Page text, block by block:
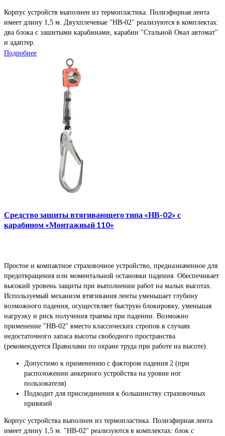
Корпус устройств выполнен из термопластика. Полиэфирная лента
имеет длину 1,5 м. Двухплечевые "НВ-02" реализуются в комплектах:
два блока с зашитыми карабинами, карабин "Стальной Овал автомат"
и адаптер.
Подробнее
Средство защиты втягивающего типа «НВ-02» с
карабином «Монтажный 110»
Простое и компактное страховочное устройство, предназначенное для
предотвращения или моментальной остановки падения. Обеспечивает
высокий уровень защиты при выполнении работ на малых высотах.
Используемый механизм втягивания ленты уменьшает глубину
возможного падения, осуществляет быструю блокировку, уменьшая
нагрузку и риск получения травмы при падении. Возможно
применение "НВ-02" вместо классических стропов в случаях
недостаточного запаса высоты свободного пространства
(рекомендуется Правилами по охране труда при работе на высоте).
Допустимо к применению с фактором падения 2 (при
расположении анкерного устройства на уровне ног
пользователя)
Подходит для присоединения к большинству страховочных
привязей
Корпус устройства выполнен из термопластика. Полиэфирная лента
имеет длину 1,5 м. "НВ-02" реализуются в комплектах: блок с